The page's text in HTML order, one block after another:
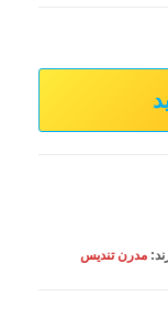
مدرن تندیس